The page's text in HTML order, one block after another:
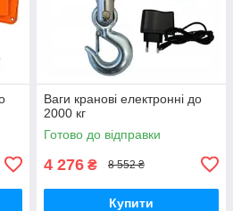
Ваги кранові електронні до
2000 кг
Готово до відправки
4 276 ₴ 8 552 ₴
Купити